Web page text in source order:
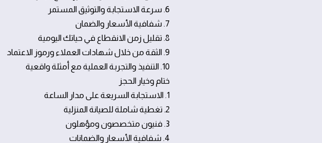
6. سرعة الاستجابة والتوثيق المستمر
7. شفافية الأسعار والضمان
8. تقليل زمن الانقطاع في حياتك اليومية
9. الثقة من خلال شهادات العملاء ورموز الاعتماد
10. التنفيذ والتجربة العملية مع أمثلة واقعية
ختام وخيار الحجز
1. الاستجابة السريعة على مدار الساعة
2. تغطية شاملة للصيانة المنزلية
3. فنيون متخصصون ومؤهلون
4. شفافية الأسعار والضمانات